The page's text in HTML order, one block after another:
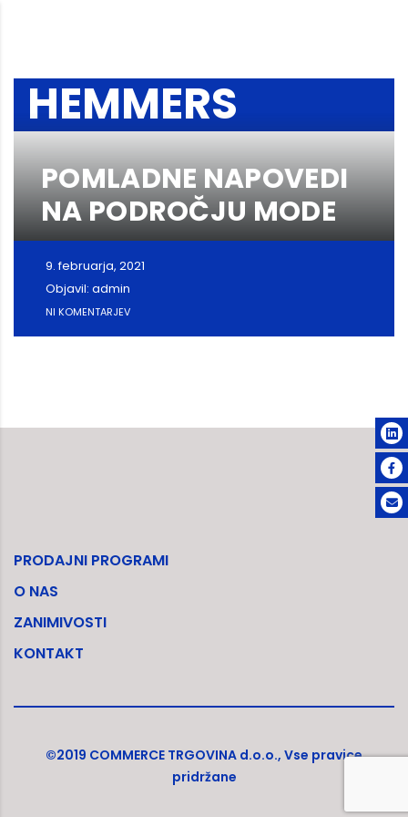
HEMMERS
POMLADNE NAPOVEDI
NA PODROČJU MODE
9. februarja, 2021
Objavil: admin
NI KOMENTARJEV
PRODAJNI PROGRAMI
O NAS
ZANIMIVOSTI
KONTAKT
©2019 COMMERCE TRGOVINA d.o.o., Vse pravice
pridržane